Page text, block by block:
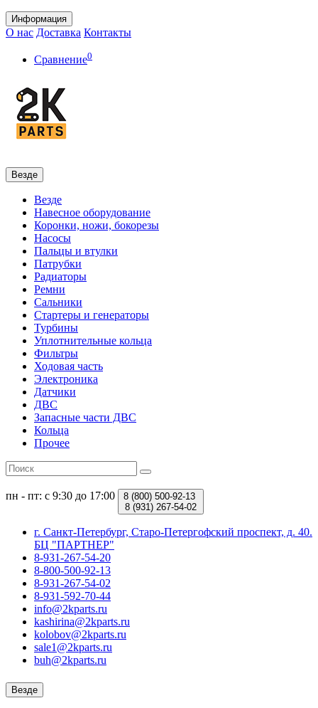
Информация
О нас Доставка Контакты
Сравнение0
Везде
Везде
Навесное оборудование
Коронки, ножи, бокорезы
Насосы
Пальцы и втулки
Патрубки
Радиаторы
Ремни
Сальники
Стартеры и генераторы
Турбины
Уплотнительные кольца
Фильтры
Ходовая часть
Электроника
Датчики
ДВС
Запасные части ДВС
Кольца
Прочее
пн - пт: с 9:30 до 17:00 8 (800) 500-92-13
8 (931) 267-54-02
г. Санкт-Петербург, Старо-Петергофский проспект, д. 40.
БЦ "ПАРТНЕР"
8-931-267-54-20
8-800-500-92-13
8-931-267-54-02
8-931-592-70-44
info@2kparts.ru
kashirina@2kparts.ru
kolobov@2kparts.ru
sale1@2kparts.ru
buh@2kparts.ru
Везде